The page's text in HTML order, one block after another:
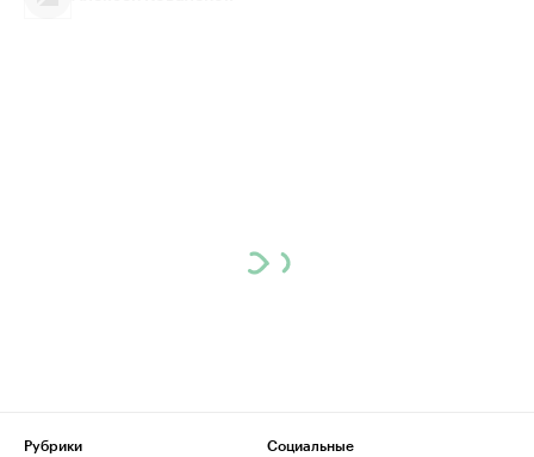
Рубрики
Социальные